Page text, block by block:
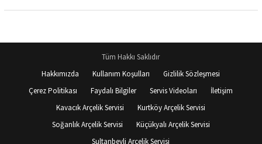
Tüm Hakkı Saklıdır
Hakkımızda
Kullanım Koşulları
Gizlilik Sözleşmesi
Çerez Politikası
Faydalı Bilgiler Servis Videoları
İletişim
Kavacık Arçelik Servisi
Kurtköy Arçelik Servisi
Soğanlık Arçelik Servisi
Küçükyalı Arçelik Servisi
Sultanbeyli Arçelik Servisi